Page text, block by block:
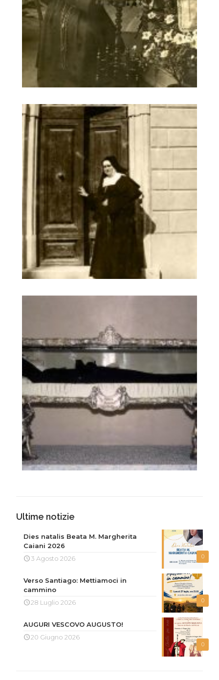
Ultime notizie
0
Dies natalis Beata M. Margherita
Caiani 2026
3 Agosto 2026
0
Verso Santiago: Mettiamoci in
cammino
28 Luglio 2026
0
AUGURI VESCOVO AUGUSTO!
20 Giugno 2026